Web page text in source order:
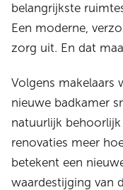
belangrijkste
Een moderne,
zorg uit. En dat
Volgens makelaars
nieuwe badkamer
natuurlijk behoorlijk
renovaties meer
betekent een
waardestijging van